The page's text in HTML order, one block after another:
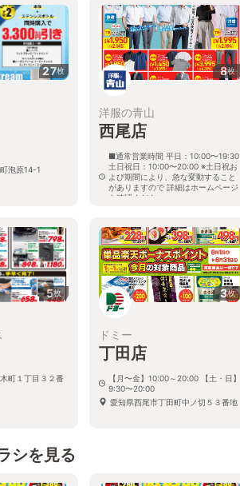
27枚
泡原14-1
8枚
洋服の青山
西尾店
■通常営業時間 平日：10:00〜19:30
土日祝日：10:00〜20:00 ※土日祝お
よび期間により、急な変動すること
がありますので 詳細はホームページ
を確認ください
5枚
町１丁目３２番
3枚
ドミー
丁田店
【月〜金】10:00～20:00 【土・日】
9:30〜20:00
愛知県西尾市丁田町中ノ切５３番地
シを見る